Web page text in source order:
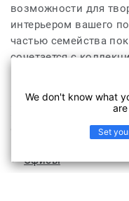
возможности для
интерьером вашего
частью семейства
сочетается с
Продукт Essence
9524 подходит
Офисы
We don't know what
Set